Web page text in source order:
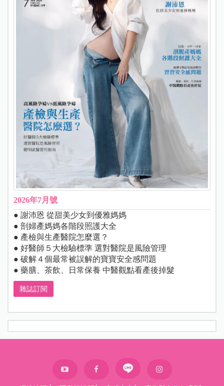
2026年7月號
● 謝沛恩 從甜美少女到優雅媽媽
● 剖婦產媽媽各階段照護大全
● 產檢與生產醫院怎麼選？
● 好醫師５大檢驗標準 選對醫院是風險管理
● 破解４個最常被誤解的寶寶安全感問題
● 藥膳、茶飲、日常保養 中醫觀點看產後掉髮
雜誌訂閱